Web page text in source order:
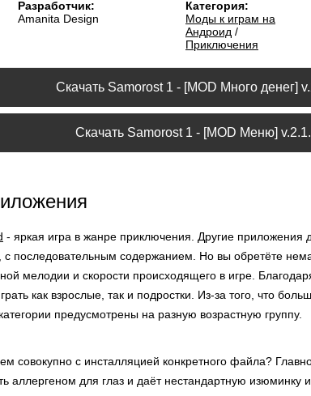
Разработчик:
Amanita Design
Категория:
Моды к играм на
Андроид /
Приключения
Скачать Samorost 1 - [MOD Много денег]
Скачать Samorost 1 - [MOD Меню]
- яркая игра в жанре приключения. Другие приложения
с последовательным содержанием. Но вы обретёте
мелодии и скорости происходящего в игре.
как взрослые, так и подростки. Из-за того, что
предусмотрены на разную возрастную группу.
совокупно с инсталляцией конкретного файла?
аллергеном для глаз и даёт нестандартную изюминку